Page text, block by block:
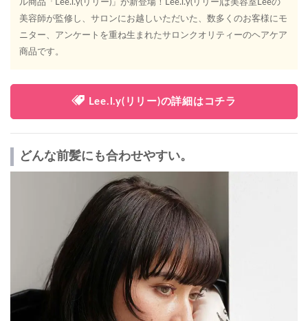
ル商品「Lee.l.y(リリー)」が新登場！Lee.l.y(リリー)は美容室Leeの
美容師が監修し、サロンにお越しいただいた、数多くのお客様にモ
ニター、アンケートを重ね生まれたサロンクオリティーのヘアケア
商品です。
Lee.l.y(リリー)の詳細はコチラ
どんな前髪にも合わせやすい。